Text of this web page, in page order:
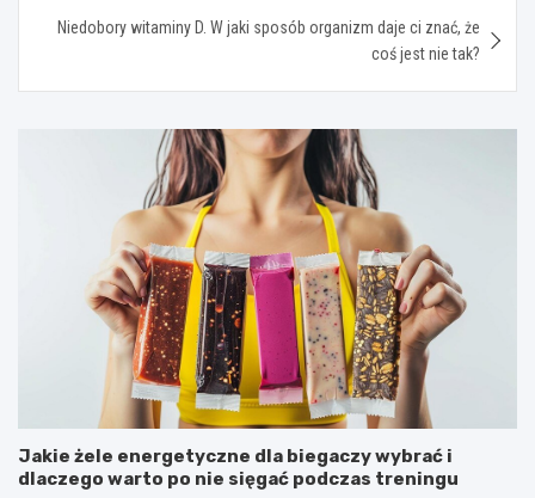
Niedobory witaminy D. W jaki sposób organizm daje ci znać, że
coś jest nie tak?
Jakie żele energetyczne dla biegaczy wybrać i
dlaczego warto po nie sięgać podczas treningu